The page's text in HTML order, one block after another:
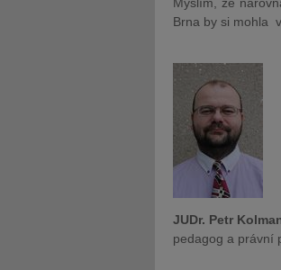
Brna by si mohla
JUDr. Petr
pedagog a právní
JUDr. Tomáš Nielsen